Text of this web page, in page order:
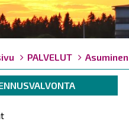
PALVELUT Asuminen